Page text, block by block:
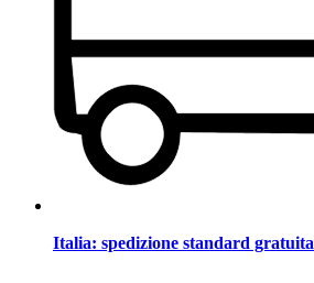
Italia: spedizione standard gratuita